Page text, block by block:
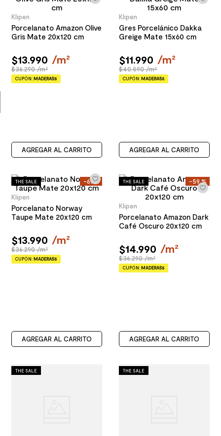
receptaculo
9. spc
Klipen
Porcelanato Amazon Olive
Gris Mate 20x120 cm
$13.990 /m²
$36.290 /m²
CUPÓN:MADERAS5
AGREGAR AL CARRITO
Klipen
Gres Porcelánico Dakka
Greige Mate 15x60 cm
$11.990 /m²
$40.590 /m²
CUPÓN:MADERAS5
AGREGAR AL CARRITO
-61 %
THE SALE
Klipen
Porcelanato Norway
Taupe Mate 20x120 cm
$13.990 /m²
$36.290 /m²
CUPÓN:MADERAS5
AGREGAR AL CARRITO
-59 %
THE SALE
Klipen
Porcelanato Amazon Dark
Café Oscuro 20x120 cm
$14.990 /m²
$36.290 /m²
CUPÓN:MADERAS5
AGREGAR AL CARRITO
THE SALE THE SALE